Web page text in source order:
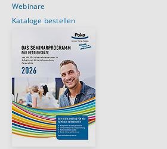
Webinare
Kataloge bestellen